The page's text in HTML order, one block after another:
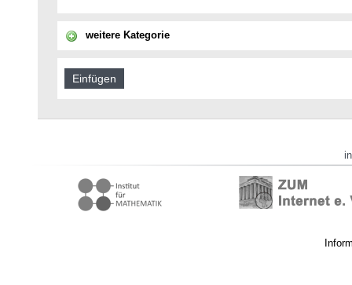
weitere Kategorie